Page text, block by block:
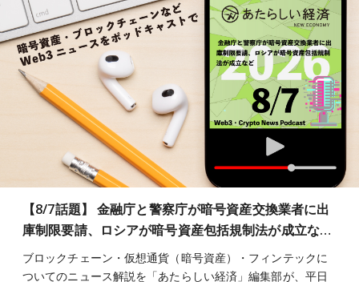
【8/7話題】 金融庁と警察庁が暗号資産交換業者に出
庫制限要請、ロシアが暗号資産包括規制法が成立な…
ブロックチェーン・仮想通貨（暗号資産）・フィンテックに
ついてのニュース解説を「あたらしい経済」編集部が、平日